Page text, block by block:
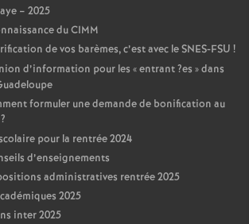
– 2025
du CIMM
de vos barèmes, c’est avec le SNES-FSU !
d’information pour les «entrant?es » dans
formuler une demande de bonification au
?
pour la rentrée 2024
d’enseignements
administratives rentrée 2025
2025
inter 2025